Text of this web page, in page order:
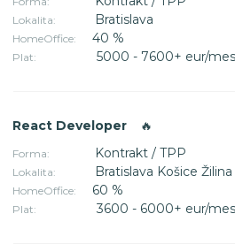
Lokalita: Bratislava
HomeOffice: 40 %
Plat: 5000 - 7600+ eur/
React Developer 🔥
Forma: Kontrakt / TPP
Lokalita: Bratislava Košice
HomeOffice: 60 %
Plat: 3600 - 6000+ eur/